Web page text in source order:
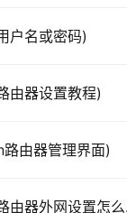
户名或密码)
由器设置教程)
由器管理界面)
外网